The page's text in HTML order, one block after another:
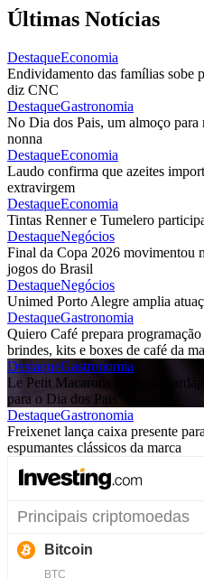
Últimas Notícias
DestaqueEconomia
Endividamento das famílias sobe
diz CNC
DestaqueGastronomia
No Dia dos Pais, um almoço para
nonna
DestaqueEconomia
Laudo confirma que azeites
extravirgem
DestaqueEconomia
Tintas Renner e Tumelero
DestaqueNegócios
Final da Copa 2026 movimentou
jogos do Brasil
DestaqueNegócios
Unimed Porto Alegre amplia
DestaqueGastronomia
Quiero Café prepara
brindes, kits e boxes de café da
DestaqueGastronomia
Le Petit Macarons expande
para o Dia dos Pais
DestaqueGastronomia
Freixenet lança caixa presente
espumantes clássicos da marca